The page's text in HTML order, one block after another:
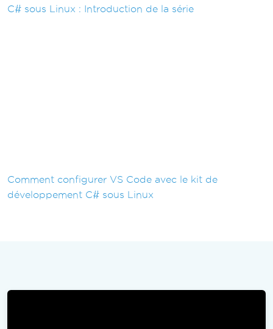
C# sous Linux : Introduction de la série
Comment configurer VS Code avec le kit de
développement C# sous Linux